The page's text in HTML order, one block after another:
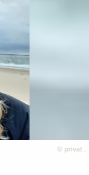
© privat,